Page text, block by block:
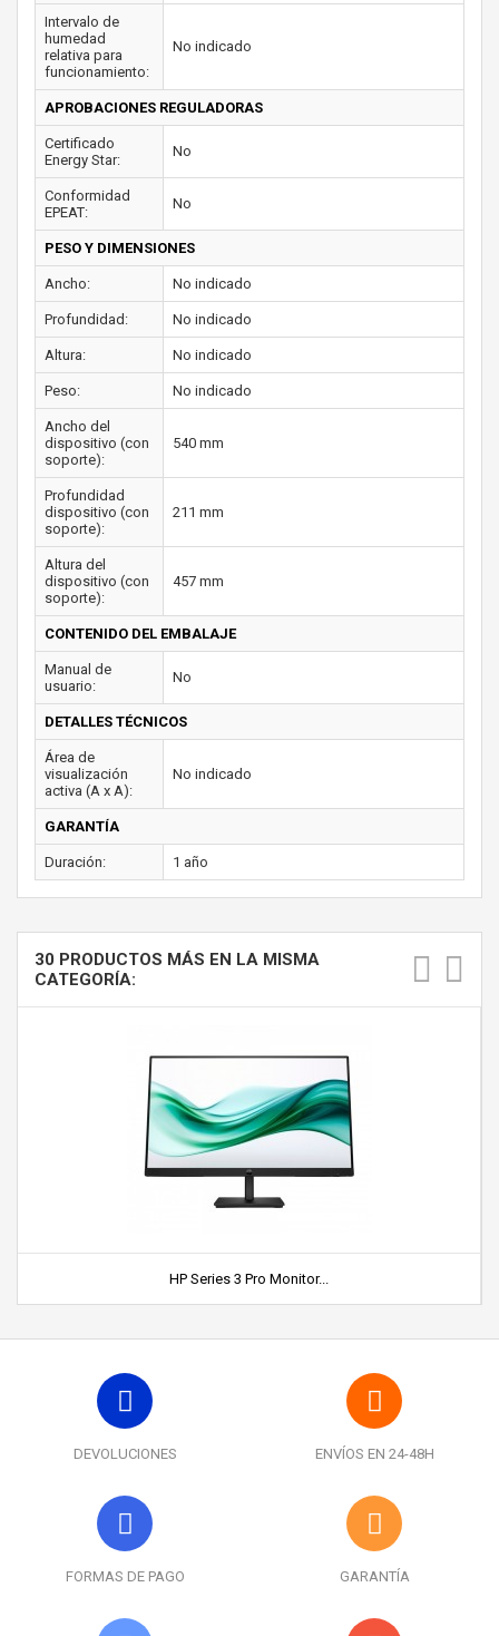
Intervalo de
humedad
relativa para
funcionamiento:
No indicado
APROBACIONES REGULADORAS
Certificado
Energy Star:
No
Conformidad
EPEAT:
No
PESO Y DIMENSIONES
Ancho: No indicado
Profundidad: No indicado
Altura: No indicado
Peso: No indicado
Ancho del
dispositivo (con
soporte):
540 mm
Profundidad
dispositivo (con
soporte):
211 mm
Altura del
dispositivo (con
soporte):
457 mm
CONTENIDO DEL EMBALAJE
Manual de
usuario:
No
DETALLES TÉCNICOS
Área de
visualización
activa (A x A):
No indicado
GARANTÍA
Duración: 1 año
30 PRODUCTOS MÁS EN LA MISMA
CATEGORÍA:
HP Series 3 Pro Monitor...
DEVOLUCIONES ENVÍOS EN 24-48H
FORMAS DE PAGO GARANTÍA